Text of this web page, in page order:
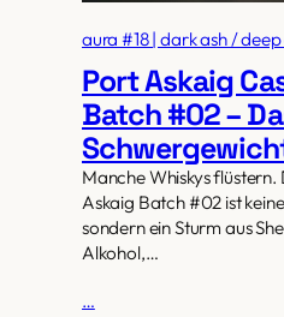
aura #18 | dark ash /
Port Askaig
Batch #02 –
Manche Whiskys
Askaig Batch #02 ist
sondern ein Sturm aus
Alkohol,…
…